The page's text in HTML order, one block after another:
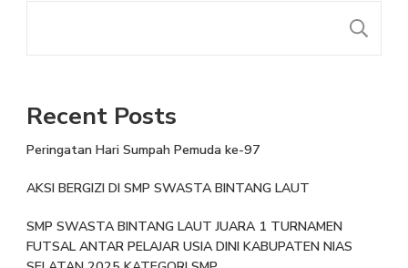
Recent Posts
Peringatan Hari Sumpah Pemuda ke-97
AKSI BERGIZI DI SMP SWASTA BINTANG LAUT
SMP SWASTA BINTANG LAUT JUARA 1 TURNAMEN
FUTSAL ANTAR PELAJAR USIA DINI KABUPATEN NIAS